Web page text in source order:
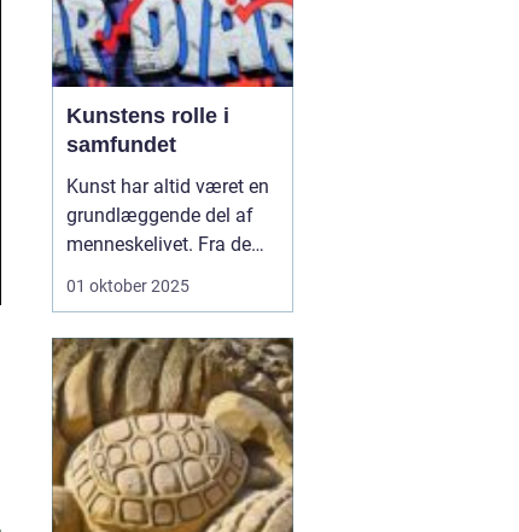
Kunstens rolle i
samfundet
Kunst har altid været en
grundlæggende del af
menneskelivet. Fra de
første hulemalerier til
fungeret som et sprog,
der kan udtrykke følelser,
idéer og visioner. Men
kunst er m...
01 oktober 2025